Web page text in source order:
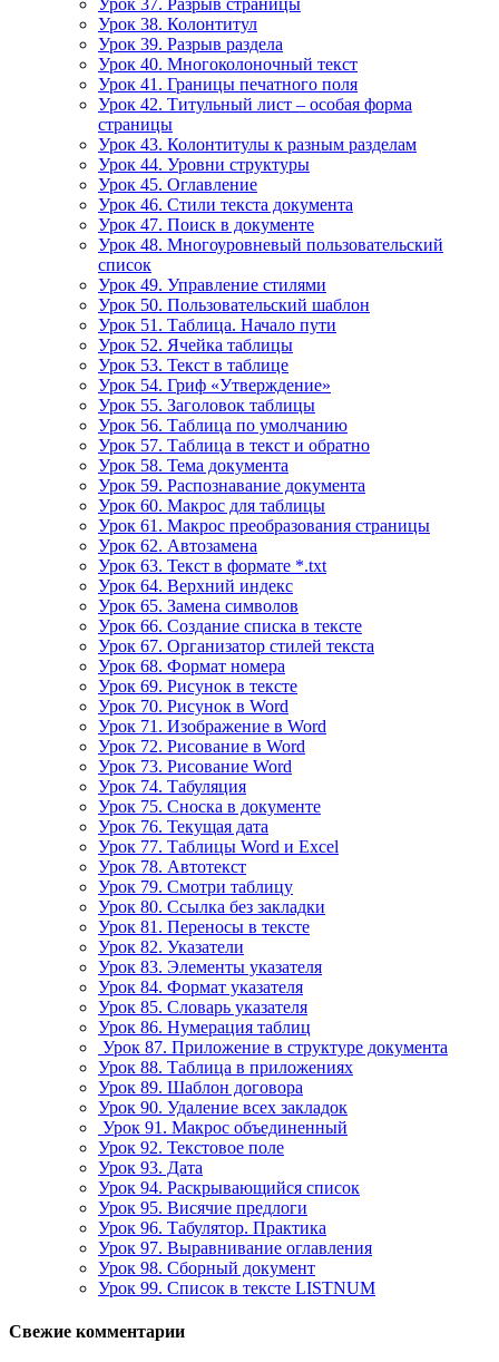
Урок 37. Разрыв страницы
Урок 38. Колонтитул
Урок 39. Разрыв раздела
Урок 40. Многоколоночный текст
Урок 41. Границы печатного поля
Урок 42. Титульный лист – особая форма
страницы
Урок 43. Колонтитулы к разным разделам
Урок 44. Уровни структуры
Урок 45. Оглавление
Урок 46. Стили текста документа
Урок 47. Поиск в документе
Урок 48. Многоуровневый пользовательский
список
Урок 49. Управление стилями
Урок 50. Пользовательский шаблон
Урок 51. Таблица. Начало пути
Урок 52. Ячейка таблицы
Урок 53. Текст в таблице
Урок 54. Гриф «Утверждение»
Урок 55. Заголовок таблицы
Урок 56. Таблица по умолчанию
Урок 57. Таблица в текст и обратно
Урок 58. Тема документа
Урок 59. Распознавание документа
Урок 60. Макрос для таблицы
Урок 61. Макрос преобразования страницы
Урок 62. Автозамена
Урок 63. Текст в формате *.txt
Урок 64. Верхний индекс
Урок 65. Замена символов
Урок 66. Создание списка в тексте
Урок 67. Организатор стилей текста
Урок 68. Формат номера
Урок 69. Рисунок в тексте
Урок 70. Рисунок в Word
Урок 71. Изображение в Word
Урок 72. Рисование в Word
Урок 73. Рисование Word
Урок 74. Табуляция
Урок 75. Сноска в документе
Урок 76. Текущая дата
Урок 77. Таблицы Word и Excel
Урок 78. Автотекст
Урок 79. Смотри таблицу
Урок 80. Ссылка без закладки
Урок 81. Переносы в тексте
Урок 82. Указатели
Урок 83. Элементы указателя
Урок 84. Формат указателя
Урок 85. Словарь указателя
Урок 86. Нумерация таблиц
Урок 87. Приложение в структуре документа
Урок 88. Таблица в приложениях
Урок 89. Шаблон договора
Урок 90. Удаление всех закладок
Урок 91. Макрос объединенный
Урок 92. Текстовое поле
Урок 93. Дата
Урок 94. Раскрывающийся список
Урок 95. Висячие предлоги
Урок 96. Табулятор. Практика
Урок 97. Выравнивание оглавления
Урок 98. Сборный документ
Урок 99. Список в тексте LISTNUM
Свежие комментарии